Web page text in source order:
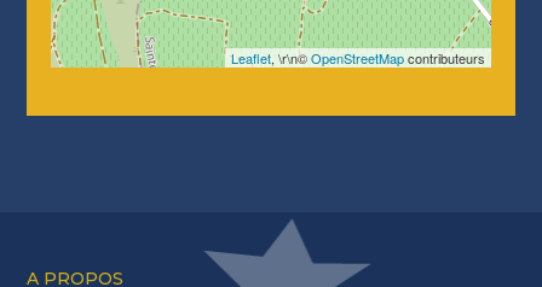
Leaflet, \r\n©OpenStreetMapcontributeurs
A PROPOS